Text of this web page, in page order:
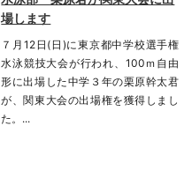
場します
７月12日(日)に東京都中学校選手権
水泳競技大会が行われ、100ｍ自由
形に出場した中学３年の栗原幹太君
が、関東大会の出場権を獲得しまし
た。...